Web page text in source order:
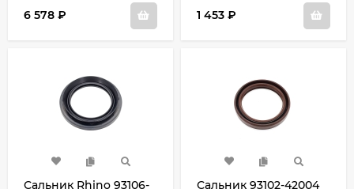
6 578 ₽ 1 453 ₽
Сальник Rhino 93106-
Сальник 93102-42004